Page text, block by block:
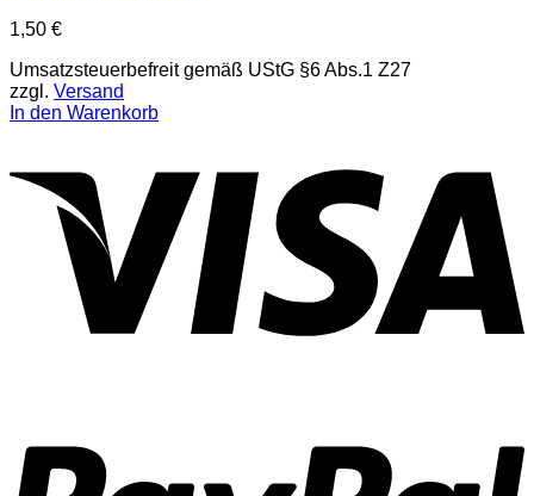
1,50 €
Umsatzsteuerbefreit gemäß UStG §6 Abs.1 Z27
zzgl. Versand
In den Warenkorb